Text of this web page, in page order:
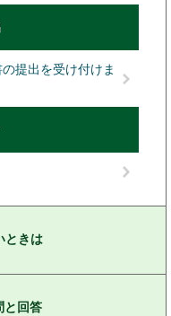
提出を受け付けま
ときは
と回答